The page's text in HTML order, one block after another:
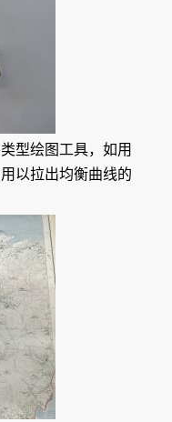
型绘图工具，如用
以拉出均衡曲线的